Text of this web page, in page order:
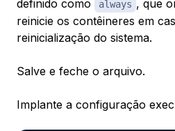
definido como always , que
reinicie os contêineres em
reinicialização do sistema.
Salve e feche o arquivo.
Implante a configuração